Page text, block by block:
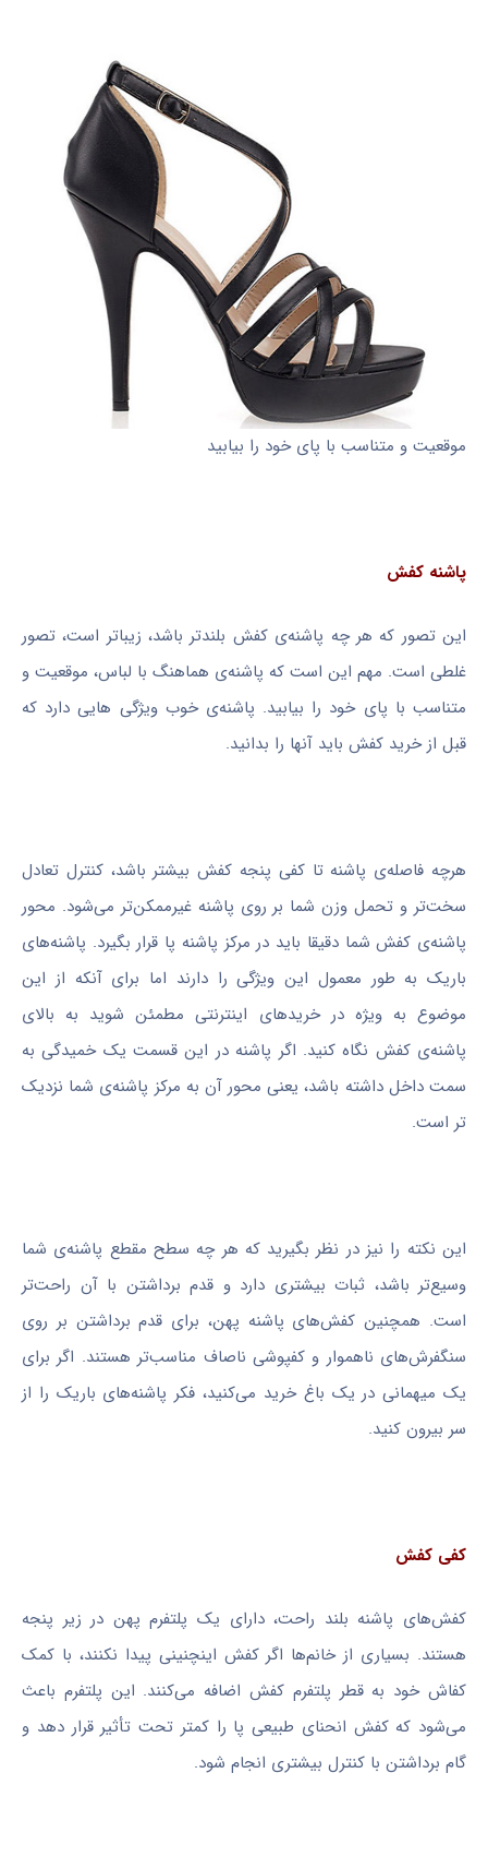
موقعیت و متناسب با پای خود را بیابید
پاشنه‌ کفش
این تصور که هر چه پاشنه‌ی کفش بلندتر باشد، زیباتر است، تصور
غلطی است. مهم این است که پاشنه‌ی هماهنگ با لباس، موقعیت و
متناسب با پای خود را بیابید. پاشنه‌ی خوب ویژگی هایی دارد که
قبل از خرید کفش باید آنها را بدانید.
هرچه فاصله‌ی پاشنه تا کفی پنجه کفش بیشتر باشد، کنترل تعادل
سخت‌تر و تحمل وزن شما بر روی پاشنه غیرممکن‌تر می‌شود. محور
پاشنه‌‌ی کفش شما دقیقا باید در مرکز پاشنه پا قرار بگیرد. پاشنه‌های
باریک به طور معمول این ویژگی را دارند اما برای آنکه از این
موضوع به ویژه در خریدهای اینترنتی مطمئن شوید به بالای
پاشنه‌ی کفش نگاه کنید. اگر پاشنه در این قسمت یک خمیدگی به
سمت داخل داشته باشد، یعنی محور آن به مرکز پاشنه‌ی شما نزدیک
تر است.
این نکته را نیز در نظر بگیرید که هر چه سطح مقطع پاشنه‌ی شما
وسیع‌تر باشد، ثبات بیشتری دارد و قدم برداشتن با آن راحت‌تر
است. همچنین کفش‌های پاشنه‌ پهن، برای قدم برداشتن بر روی
سنگفرش‌های ناهموار و کفپوشی ناصاف مناسب‌تر هستند. اگر برای
یک میهمانی در یک باغ خرید می‌کنید، فکر پاشنه‌های باریک را از
سر بیرون کنید.
کفی کفش
کفش‌های پاشنه بلند راحت، دارای یک پلتفرم پهن در زیر پنجه
هستند. بسیاری از خانم‌ها اگر کفش اینچنینی پیدا نکنند، با کمک
کفاش خود به قطر پلتفرم کفش اضافه می‌کنند. این پلتفرم باعث
می‌شود که کفش انحنای طبیعی پا را کمتر تحت تأثیر قرار دهد و
گام برداشتن با کنترل بیشتری انجام شود.